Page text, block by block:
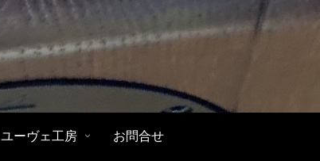
ユーヴェ工房 お問合せ